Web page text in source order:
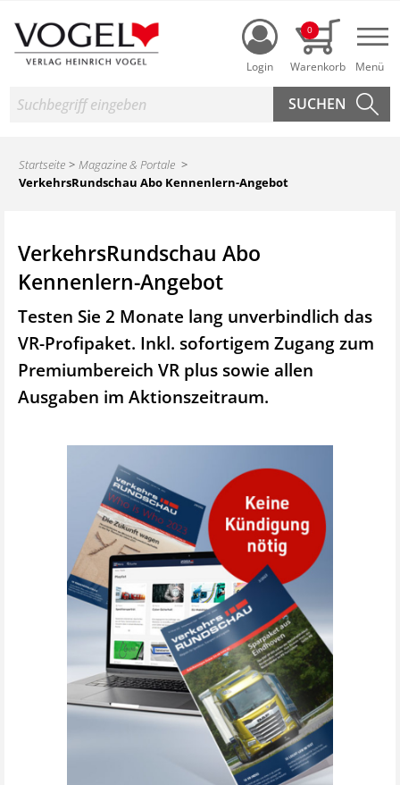
Login
0
Suche
Startseite
Magazine & Portale
VerkehrsRundschau Abo Kennenlern-Angebot
VerkehrsRundschau Abo
Kennenlern-Angebot
Testen Sie 2 Monate lang unverbindlich das
VR-Profipaket. Inkl. sofortigem Zugang zum
Premiumbereich VR plus sowie allen
Ausgaben im Aktionszeitraum.